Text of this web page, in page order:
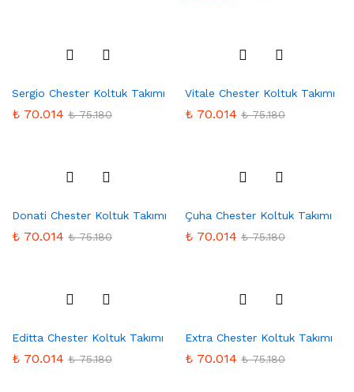
rilere
Ekle
Sergio Chester Koltuk Takımı
₺ 70.014 ₺75.180
rilere
Ekle
Vitale Chester Koltuk Takımı
₺ 70.014 ₺75.180
rilere
Ekle
Donati Chester Koltuk Takımı
₺ 70.014 ₺75.180
rilere
Ekle
Çuha Chester Koltuk Takımı
₺ 70.014 ₺75.180
rilere
Ekle
Editta Chester Koltuk Takımı
₺ 70.014 ₺75.180
rilere
Ekle
Extra Chester Koltuk Takımı
₺ 70.014 ₺75.180